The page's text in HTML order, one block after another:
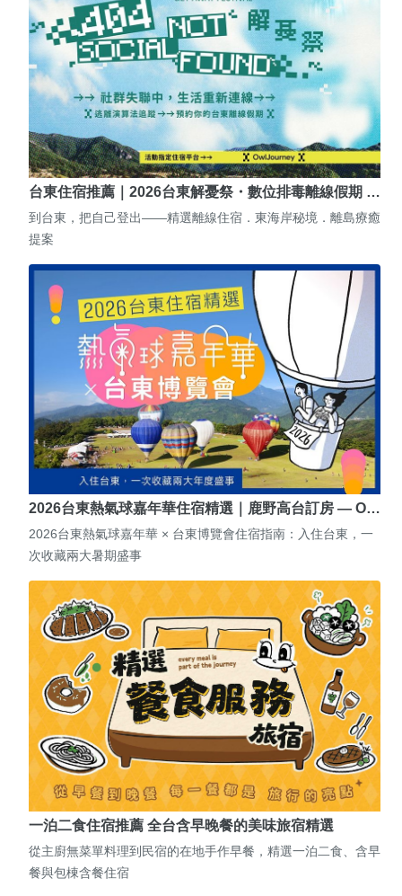
台東住宿推薦｜2026台東解憂祭・數位排毒離線假期 …
到台東，把自己登出——精選離線住宿．東海岸秘境．離島療癒
提案
2026台東熱氣球嘉年華住宿精選｜鹿野高台訂房 — O…
2026台東熱氣球嘉年華 × 台東博覽會住宿指南：入住台東，一
次收藏兩大暑期盛事
一泊二食住宿推薦 全台含早晚餐的美味旅宿精選
從主廚無菜單料理到民宿的在地手作早餐，精選一泊二食、含早
餐與包棟含餐住宿